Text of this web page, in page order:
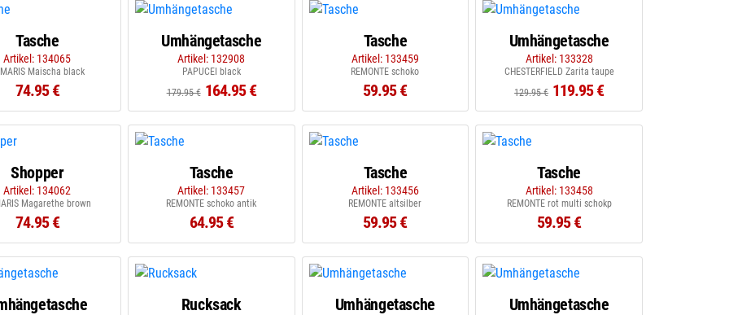
Tasche
Artikel: 134065
Maischa black
74.95 €
Umhängetasche
Artikel: 132908
PAPUCEI black
179.95 € 164.95 €
Tasche
Artikel: 133459
REMONTE schoko
59.95 €
Umhängetasche
Artikel: 133328
CHESTERFIELD Zarita taupe
129.95 € 119.95 €
Shopper
Artikel: 134062
Magarethe brown
74.95 €
Tasche
Artikel: 133457
REMONTE schoko antik
64.95 €
Tasche
Artikel: 133456
REMONTE altsilber
59.95 €
Tasche
Artikel: 133458
REMONTE rot multi schokp
59.95 €
Rucksack Umhängetasche Umhängetasche